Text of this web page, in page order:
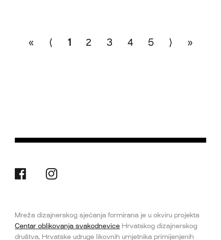
« ⟨ 1 2 3 4 5 ⟩ »
Mreža dizajnerskog sjećanja formirana je u okviru projekta
Centar oblikovanja svakodnevice Hrvatskog dizajnerskog
društva, Hrvatske udruge likovnih umjetnika primijenjenih